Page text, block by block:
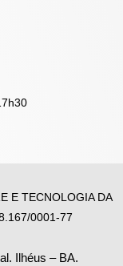
E TECNOLOGIA DA
0001-77
Ilhéus – BA.